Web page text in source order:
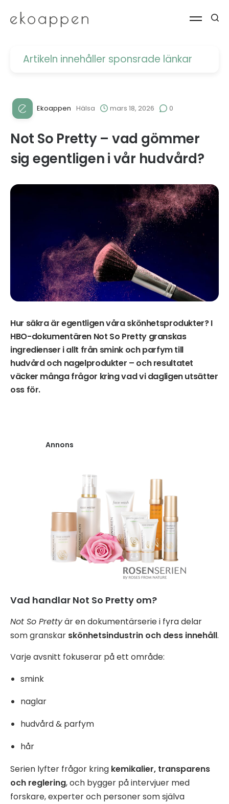
Artikeln innehåller sponsrade länkar
Ekoappen Hälsa mars 18, 2026 0
Not So Pretty – vad gömmer
sig egentligen i vår hudvård?
Hur säkra är egentligen våra skönhetsprodukter? I
HBO-dokumentären Not So Pretty granskas
ingredienser i allt från smink och parfym till
hudvård och nagelprodukter – och resultatet
väcker många frågor kring vad vi dagligen utsätter
oss för.
Annons
Vad handlar Not So Pretty om?
Not So Prettyär en dokumentärserie i fyra delar
som granskar skönhetsindustrin och dess innehåll.
Varje avsnitt fokuserar på ett område:
smink
naglar
hudvård & parfym
hår
Serien lyfter frågor kring kemikalier, transparens
och reglering, och bygger på intervjuer med
forskare, experter och personer som själva